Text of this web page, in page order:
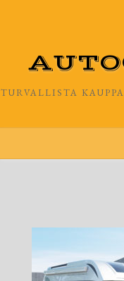
TURVALLISTA